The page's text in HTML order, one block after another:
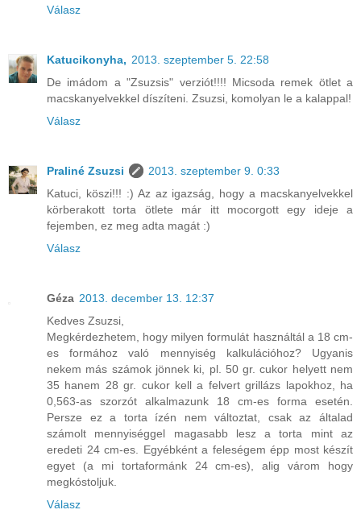
Válasz
Katucikonyha, 2013. szeptember 5. 22:58
De imádom a "Zsuzsis" verziót!!!! Micsoda remek ötlet a
macskanyelvekkel díszíteni. Zsuzsi, komolyan le a kalappal!
Válasz
Praliné Zsuzsi
2013. szeptember 9. 0:33
Katuci, köszi!!! :) Az az igazság, hogy a macskanyelvekkel
körberakott torta ötlete már itt mocorgott egy ideje a
fejemben, ez meg adta magát :)
Válasz
Géza 2013. december 13. 12:37
Kedves Zsuzsi,
Megkérdezhetem, hogy milyen formulát használtál a 18 cm-
es formához való mennyiség kalkulációhoz? Ugyanis
nekem más számok jönnek ki, pl. 50 gr. cukor helyett nem
35 hanem 28 gr. cukor kell a felvert grillázs lapokhoz, ha
0,563-as szorzót alkalmazunk 18 cm-es forma esetén.
Persze ez a torta ízén nem változtat, csak az általad
számolt mennyiséggel magasabb lesz a torta mint az
eredeti 24 cm-es. Egyébként a feleségem épp most készít
egyet (a mi tortaformánk 24 cm-es), alig várom hogy
megkóstoljuk.
Válasz